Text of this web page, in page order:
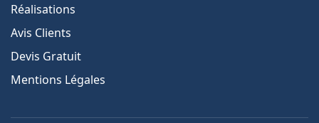
Réalisations
Avis Clients
Devis Gratuit
Mentions Légales